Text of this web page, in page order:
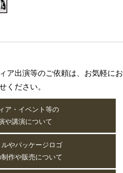
ア出演等のご依頼は、お気軽にお
ください。
ア・イベント等の
や講演について
ルやパッケージロゴ
作や販売について